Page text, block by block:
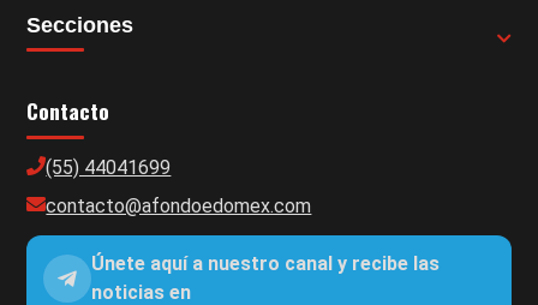
Secciones
Contacto
(55) 44041699
contacto@afondoedomex.com
Únete aquí a nuestro canal y recibe las
noticias en